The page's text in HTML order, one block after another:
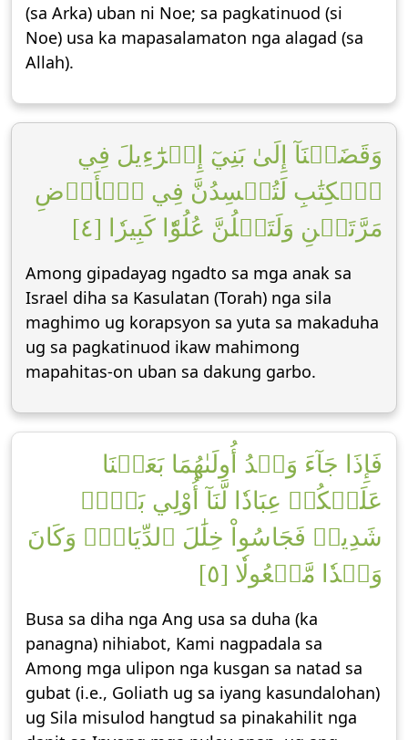
(sa Arka) uban ni Noe; sa pagkatinuod (si
Noe) usa ka mapasalamaton nga alagad (sa
Allah).
وَقَضَيۡنَآ إِلَىٰ بَنِيٓ إِسۡرَٰٓءِيلَ فِي
ٱلۡكِتَٰبِ لَتُفۡسِدُنَّ فِي ٱلۡأَرۡضِ
مَرَّتَيۡنِ وَلَتَعۡلُنَّ عُلُوّٗا كَبِيرٗا [٤]
Among gipadayag ngadto sa mga anak sa
Israel diha sa Kasulatan (Torah) nga sila
maghimo ug korapsyon sa yuta sa makaduha
ug sa pagkatinuod ikaw mahimong
mapahitas-on uban sa dakung garbo.
فَإِذَا جَآءَ وَعۡدُ أُولَىٰهُمَا بَعَثۡنَا
عَلَيۡكُمۡ عِبَادٗا لَّنَآ أُوْلِي بَأۡسٖ
شَدِيدٖ فَجَاسُواْ خِلَٰلَ ٱلدِّيَارِۚ وَكَانَ
وَعۡدٗا مَّفۡعُولٗا [٥]
Busa sa diha nga Ang usa sa duha (ka
panagna) nihiabot, Kami nagpadala sa
Among mga ulipon nga kusgan sa natad sa
gubat (i.e., Goliath ug sa iyang kasundalohan)
ug Sila misulod hangtud sa pinakahilit nga